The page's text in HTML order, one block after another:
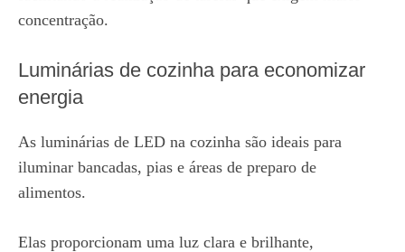
concentração.
Luminárias de cozinha para economizar
energia
As luminárias de LED na cozinha são ideais para
iluminar bancadas, pias e áreas de preparo de
alimentos.
Elas proporcionam uma luz clara e brilhante,